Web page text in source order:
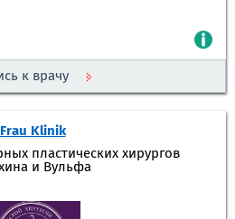
к врачу
Frau Klinik
пластических хирургов
и Вульфа